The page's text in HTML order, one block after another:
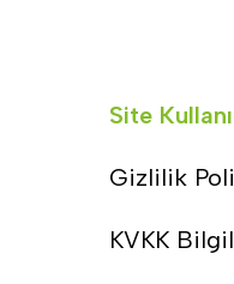
Site
Gizlilik
KVKK